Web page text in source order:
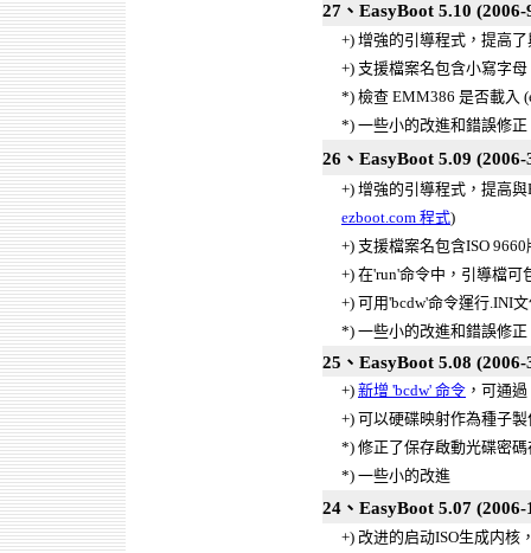
27、EasyBoot 5.10 (2006-
+) 增強的引導程式，提高
+) 支援檔案名包含小寫字母
*) 檢查 EMM386 是否載入
*) 一些小的改進和錯誤修正
26、EasyBoot 5.09 (2006-
+) 增強的引導程式，提高
ezboot.com 程式)
+) 支援檔案名包含ISO
+) 在'run'命令中，引導檔可
+) 可用'bcdw'命令運行.INI
*) 一些小的改進和錯誤修正
25、EasyBoot 5.08 (2006-
+) 新增 'bcdw' 命令 ，可通
+) 可以硬碟映射作為種子
*) 修正了保存啟動光碟密
*) 一些小的改進
24、EasyBoot 5.07 (2006-
+) 改进的启动ISO生成内核